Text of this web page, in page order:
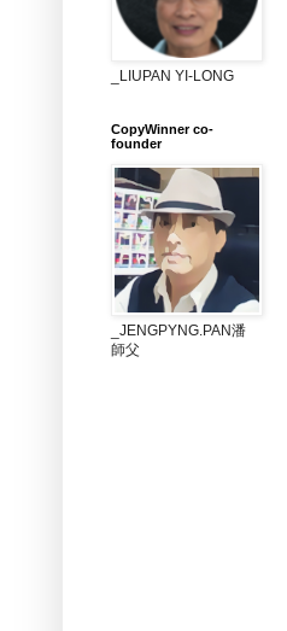
_LIUPAN YI-LONG
CopyWinner co-
founder
_JENGPYNG.PAN潘
師父